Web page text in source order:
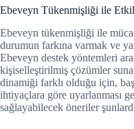
Ebeveyn Tükenmişliği ile
Ebeveyn tükenmişliği ile
durumun farkına varmak ve
Ebeveyn destek yöntemleri
kişiselleştirilmiş çözümler
dinamiği farklı olduğu için,
ihtiyaçlara göre uyarlanması
sağlayabilecek öneriler